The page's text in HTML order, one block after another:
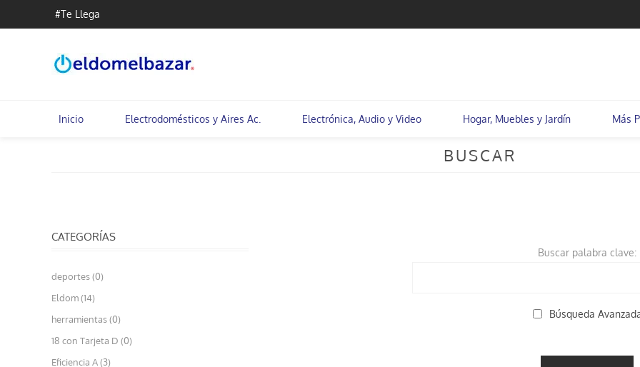
#Te Llega
Inicio Electrodomésticos y Aires Ac. Electrónica, Audio y Video Hogar, Muebles y Jardín Más
BUSCAR
Buscar palabra clave:
Búsqueda
CATEGORÍAS
deportes (0)
Eldom (14)
herramientas (0)
18 con Tarjeta D (0)
Eficiencia A (3)